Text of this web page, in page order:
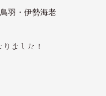
羽・伊勢海老
ました！